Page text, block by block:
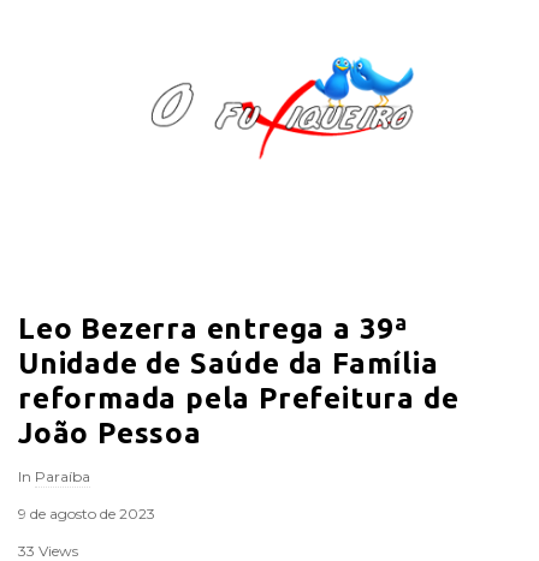
F
q
u
e
i
Leo Bezerra entrega a 39ª
Unidade de Saúde da Família
reformada pela Prefeitura de
João Pessoa
In Paraíba
9 de agosto de 2023
33 Views